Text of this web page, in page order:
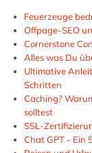
Feuerzeuge
Offpage-SEO
Cornerstone
Alles was Du
Ultimative
Schritten
Caching?
solltest
SSL-
Chat GPT - Ein